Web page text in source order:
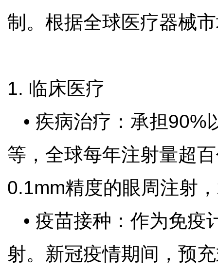
制。根据全球医疗器械
1. 临床医疗
• 疾病治疗：承担90%
等，全球每年注射量超
0.1mm精度的眼周注射
• 疫苗接种：作为免疫
射。新冠疫情期间，预